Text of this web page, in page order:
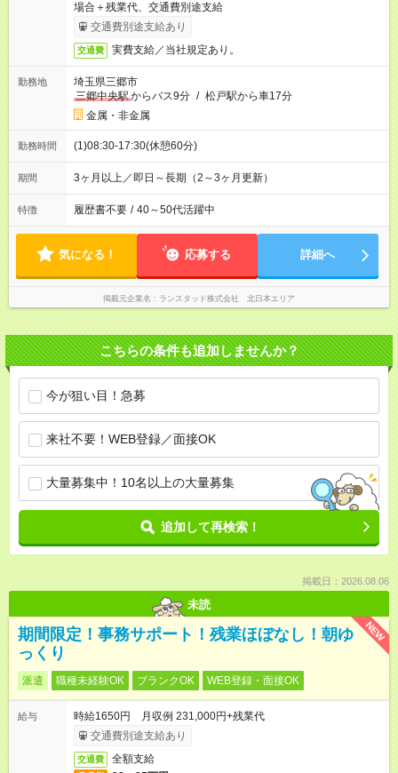
場合＋残業代、交通費別途支給
交通費別途支給あり
交通費 実費支給／当社規定あり。
勤務地
埼玉県三郷市
三郷中央駅からバス9分 / 松戸駅から車17分
金属・非金属
勤務時間 (1)08:30-17:30(休憩60分)
期間 3ヶ月以上／即日～長期（2～3ヶ月更新）
特徴 履歴書不要 / 40～50代活躍中
気になる！ 応募する 詳細へ
掲載元企業名 ランスタッド株式会社 北日本エリア
こちらの条件も追加しませんか？
今が狙い目！急募
来社不要！WEB登録／面接OK
大量募集中！10名以上の大量募集
追加して再検索！
掲載日：2026.08.06
未読
NEW
期間限定！事務サポート！残業ほぼなし！朝ゆ
っくり
派遣 職種未経験OK ブランクOK WEB登録・面接OK
給与
時給1650円 月収例 231,000円+残業代
交通費別途支給あり
交通費 全額支給